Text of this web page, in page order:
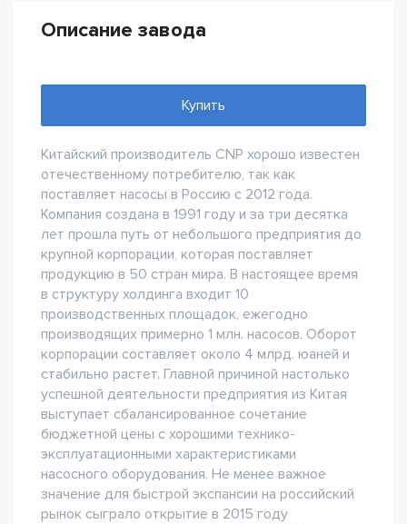
Описание завода
Купить
Китайский производитель CNP хорошо известен
отечественному потребителю, так как
поставляет насосы в Россию с 2012 года.
Компания создана в 1991 году и за три десятка
лет прошла путь от небольшого предприятия до
крупной корпорации, которая поставляет
продукцию в 50 стран мира. В настоящее время
в структуру холдинга входит 10
производственных площадок, ежегодно
производящих примерно 1 млн. насосов. Оборот
корпорации составляет около 4 млрд. юаней и
стабильно растет. Главной причиной настолько
успешной деятельности предприятия из Китая
выступает сбалансированное сочетание
бюджетной цены с хорошими технико-
эксплуатационными характеристиками
насосного оборудования. Не менее важное
значение для быстрой экспансии на российский
рынок сыграло открытие в 2015 году